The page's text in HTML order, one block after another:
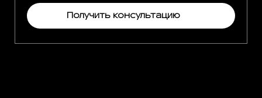
Получить консультацию